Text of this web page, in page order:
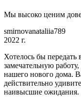
Мы высоко ценим
smirnovanataliia789
2022 г.
Хотелось бы передать
замечательную
нашего нового дома.
действительно
наивысшие ожидания.